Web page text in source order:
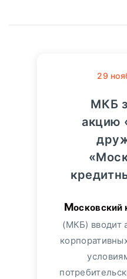
29
МКБ
акцию
Московский кредитный банк
(МКБ) вводит